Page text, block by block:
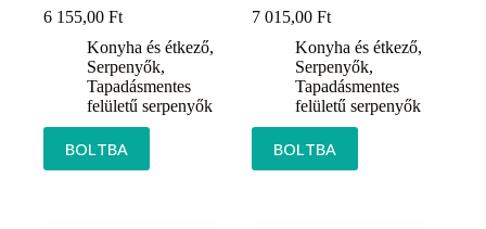
6 155,00 Ft
Konyha és étkező,
Serpenyők,
Tapadásmentes
felületű serpenyők
BOLTBA
7 015,00Ft
Konyha és étkező,
Serpenyők,
Tapadásmentes
felületű serpenyők
BOLTBA